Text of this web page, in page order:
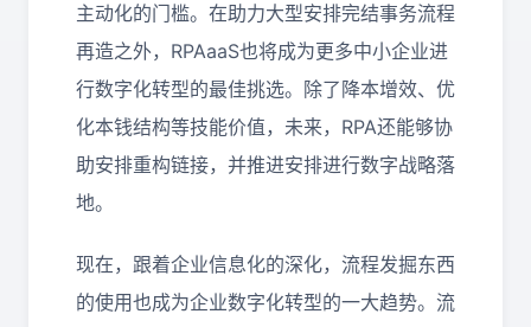
主动化的门槛。在助力大型安排完结事务流程
再造之外，RPAaaS也将成为更多中小企业进
行数字化转型的最佳挑选。除了降本增效、优
化本钱结构等技能价值，未来，RPA还能够协
助安排重构链接，并推进安排进行数字战略落
地。
现在，跟着企业信息化的深化，流程发掘东西
的使用也成为企业数字化转型的一大趋势。流